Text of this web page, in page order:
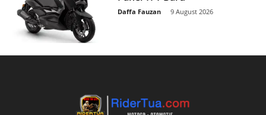
Daffa Fauzan 9 August 2026